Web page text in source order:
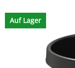
Auf Lager